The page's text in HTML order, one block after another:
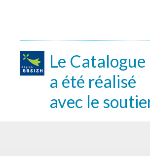
Le
a été réalisé
avec le